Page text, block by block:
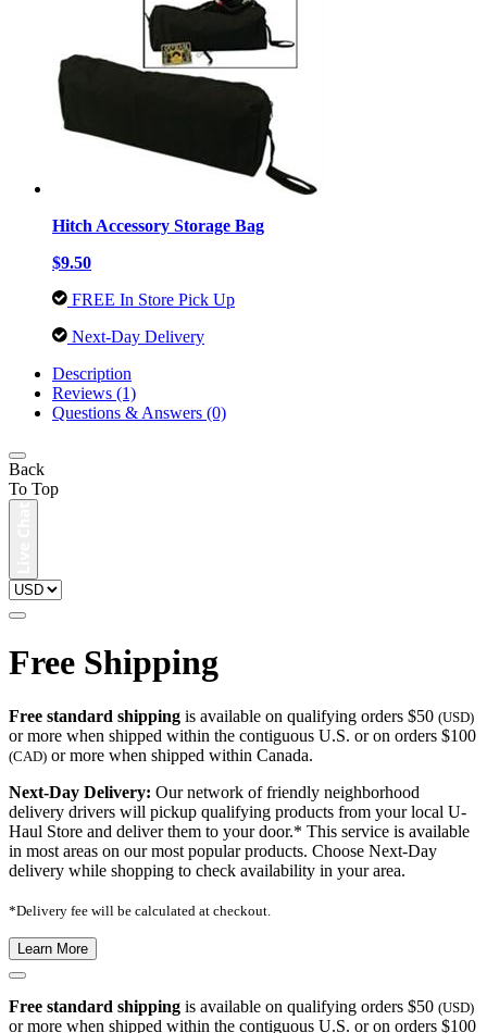
Hitch Accessory Storage Bag
$9.50
FREE In Store Pick Up
Next-Day Delivery
Description
Reviews (1)
Questions & Answers (0)
Back
To Top
Free Shipping
Free standard shipping is available on qualifying orders $50 (USD)
or more when shipped within the contiguous U.S. or on orders $100
(CAD) or more when shipped within Canada.
Next-Day Delivery: Our network of friendly neighborhood
delivery drivers will pickup qualifying products from your local U-
Haul Store and deliver them to your door.* This service is available
in most areas on our most popular products. Choose Next-Day
delivery while shopping to check availability in your area.
*Delivery fee will be calculated at checkout.
Learn More
Free standard shipping is available on qualifying orders $50 (USD)
or more when shipped within the contiguous U.S. or on orders $100